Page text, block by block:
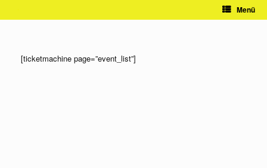
Menü
[ticketmachine page=”event_list”]